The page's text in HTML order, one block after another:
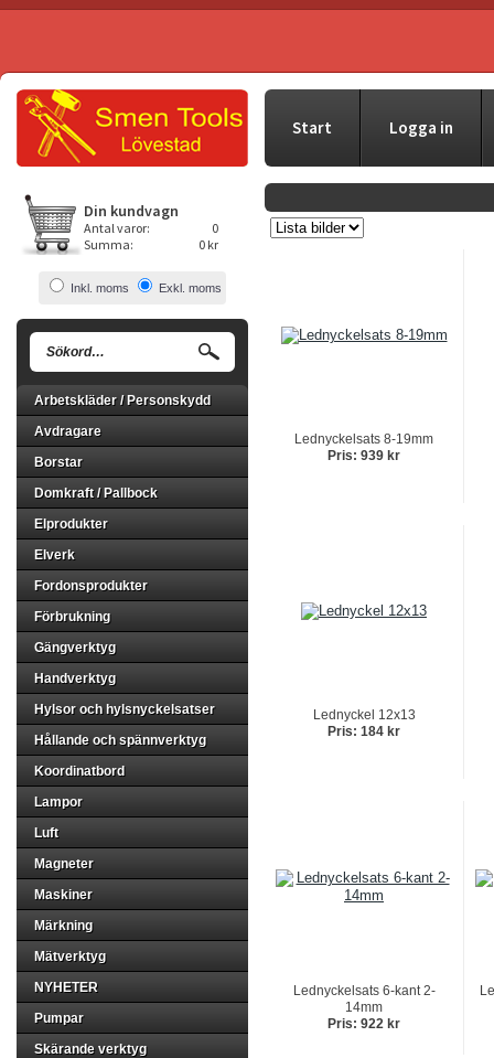
Start Logga in
Din kundvagn
Antal varor:
0
Summa:
0 kr
Inkl. moms Exkl. moms
Arbetskläder / Personskydd
Avdragare
Borstar
Domkraft / Pallbock
Elprodukter
Elverk
Fordonsprodukter
Förbrukning
Gängverktyg
Handverktyg
Hylsor och hylsnyckelsatser
Hållande och spännverktyg
Koordinatbord
Lampor
Luft
Magneter
Maskiner
Märkning
Mätverktyg
NYHETER
Pumpar
Skärande verktyg
Lednyckelsats 8-19mm
Pris: 939 kr
Lednyckel 12x13
Pris: 184 kr
Lednyckelsats 6-kant 2-
14mm
Pris: 922 kr